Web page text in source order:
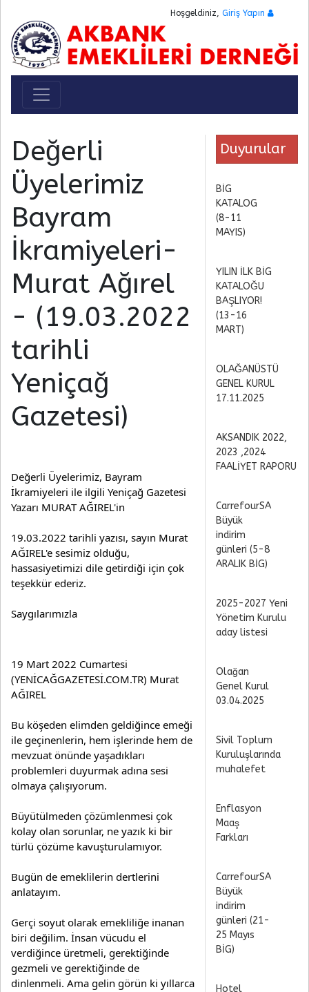
Hoşgeldiniz, Giriş Yapın
Toggle navigation
Değerli
Üyelerimiz
Bayram
İkramiyeleri-
Murat Ağırel
- (19.03.2022
tarihli
Yeniçağ
Gazetesi)
Değerli Üyelerimiz, Bayram
İkramiyeleri ile ilgili Yeniçağ Gazetesi
Yazarı MURAT AĞIREL'in
19.03.2022 tarihli yazısı, sayın Murat
AĞIREL'e sesimiz olduğu,
hassasiyetimizi dile getirdiği için çok
teşekkür ederiz.
Saygılarımızla
19 Mart 2022 Cumartesi
(YENİCAĞGAZETESİ.COM.TR) Murat
AĞIREL
Bu köşeden elimden geldiğince emeği
ile geçinenlerin, hem işlerinde hem de
mevzuat önünde yaşadıkları
problemleri duyurmak adına sesi
olmaya çalışıyorum.
Büyütülmeden çözümlenmesi çok
kolay olan sorunlar, ne yazık ki bir
türlü çözüme kavuşturulamıyor.
Bugün de emeklilerin dertlerini
anlatayım.
Gerçi soyut olarak emekliliğe inanan
biri değilim. İnsan vücudu el
verdiğince üretmeli, gerektiğinde
gezmeli ve gerektiğinde de
dinlenmeli. Ama gelin görün ki yıllarca
Duyurular
BİG
KATALOG
(8-11
MAYIS)
YILIN İLK BİG
KATALOĞU
BAŞLIYOR!
(13-16
MART)
OLAĞANÜSTÜ
GENEL KURUL
17.11.2025
AKSANDIK 2022,
2023 ,2024
FAALİYET RAPORU
CarrefourSA
Büyük
indirim
günleri (5-8
ARALIK BİG)
2025-2027 Yeni
Yönetim Kurulu
aday listesi
Olağan
Genel Kurul
03.04.2025
Sivil Toplum
Kuruluşlarında
muhalefet
Enflasyon
Maaş
Farkları
CarrefourSA
Büyük
indirim
günleri (21-
25 Mayıs
BİG)
Hotel